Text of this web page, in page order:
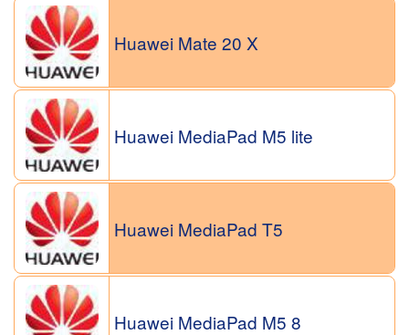
Huawei Mate 20 X
Huawei MediaPad M5 lite
Huawei MediaPad T5
Huawei MediaPad M5 8